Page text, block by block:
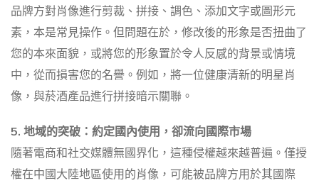
品牌方對肖像進行剪裁、拼接、調色、添加文字或圖形元
素，本是常見操作。但問題在於，修改後的形象是否扭曲了
您的本來面貌，或將您的形象置於令人反感的背景或情境
中，從而損害您的名譽。例如，將一位健康清新的明星肖
像，與菸酒產品進行拼接暗示關聯。
5. 地域的突破：約定國內使用，卻流向國際市場
隨著電商和社交媒體無國界化，這種侵權越來越普遍。僅授
權在中國大陸地區使用的肖像，可能被品牌方用於其國際